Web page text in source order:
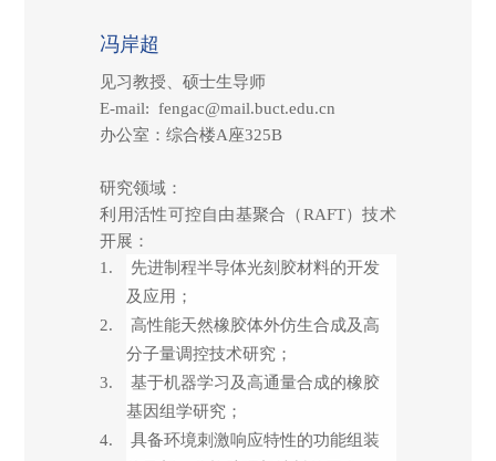
冯岸超
见习教授、硕士生导师
E-mail: fengac@mail.buct.edu.cn
办公室：综合楼A座325B
研究领域：
利用活性可控自由基聚合（RAFT）技术
开展：
1.
先进制程半导体光刻胶材料的开发
及应用；
2.
高性能天然橡胶体外仿生合成及高
分子量调控技术研究；
3.
基于机器学习及高通量合成的橡胶
基因组学研究；
4.
具备环境刺激响应特性的功能组装